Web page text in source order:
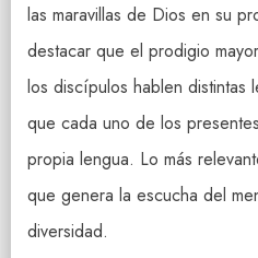
las maravillas de Dios en su
destacar que el prodigio
los discípulos hablen distintas
que cada uno de los
propia lengua. Lo más
que genera la escucha del
diversidad.